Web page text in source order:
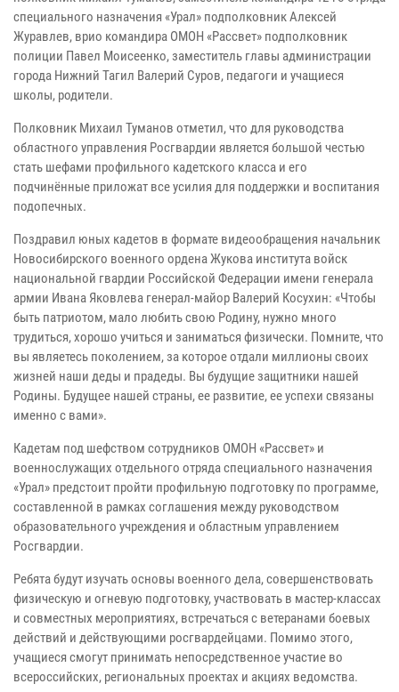
специального назначения «Урал» подполковник Алексей
Журавлев, врио командира ОМОН «Рассвет» подполковник
полиции Павел Моисеенко, заместитель главы администрации
города Нижний Тагил Валерий Суров, педагоги и учащиеся
школы, родители.
Полковник Михаил Туманов отметил, что для руководства
областного управления Росгвардии является большой честью
стать шефами профильного кадетского класса и его
подчинённые приложат все усилия для поддержки и воспитания
подопечных.
Поздравил юных кадетов в формате видеообращения начальник
Новосибирского военного ордена Жукова института войск
национальной гвардии Российской Федерации имени генерала
армии Ивана Яковлева генерал-майор Валерий Косухин: «Чтобы
быть патриотом, мало любить свою Родину, нужно много
трудиться, хорошо учиться и заниматься физически. Помните, что
вы являетесь поколением, за которое отдали миллионы своих
жизней наши деды и прадеды. Вы будущие защитники нашей
Родины. Будущее нашей страны, ее развитие, ее успехи связаны
именно с вами».
Кадетам под шефством сотрудников ОМОН «Рассвет» и
военнослужащих отдельного отряда специального назначения
«Урал» предстоит пройти профильную подготовку по программе,
составленной в рамках соглашения между руководством
образовательного учреждения и областным управлением
Росгвардии.
Ребята будут изучать основы военного дела, совершенствовать
физическую и огневую подготовку, участвовать в мастер-классах
и совместных мероприятиях, встречаться с ветеранами боевых
действий и действующими росгвардейцами. Помимо этого,
учащиеся смогут принимать непосредственное участие во
всероссийских, региональных проектах и акциях ведомства.